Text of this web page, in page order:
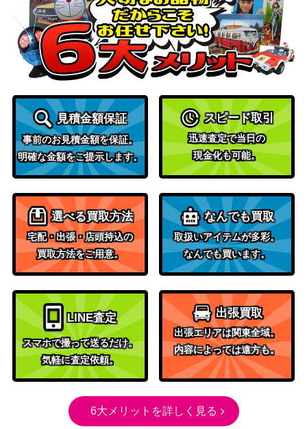
希【HBR/W117-05
9SP】
（ヘブンバーンズレッド
Vol.2）
3,200
戦う生産職 イズ(B
FR/S78-001SP)
ブシロード
（痛いのは嫌なので防御力に
極振りしたいと思います。）
3,000
創設メンバー 三ツ
谷 (TRV/S92-079S
SP)
ブシロード
（東京リベンジャーズ）
3,000
ドレスアップ☆ウ
サミン 安部菜々
【IMC/W115-017S
P】
ブシロード
ラガールズ Next Twinkle!）
吸い寄せられる天
性の瞳 アイ【OS
K/S107-044SP】
ブシロード
（推しの子）
7,000
蒼井 えりか【HB
R/W117-086SP】
（ヘブンバーンズレッド
Vol.2）
20,000
ついてこられるか
しら 朝香 果林(LN
ブシロード
（ラブライブ！虹ヶ咲学園ス
クールアイドル同好会 feat.ス
ル ALL STARS）
20,000
見積金額保証
事前のお見積金額を保証。
明確な金額をご提示します。
スピード取引
迅速査定で当日の
現金化も可能。
選べる買取方法
宅配・出張・店頭持込の
買取方法をご用意。
なんでも買取
取扱いアイテムが多彩。
なんでも買います。
LINE査定
スマホで撮って送るだけ。
気軽に査定依頼。
出張買取
出張エリアは関東全域。
内容によっては遠方も。
6大メリットを詳しく見る